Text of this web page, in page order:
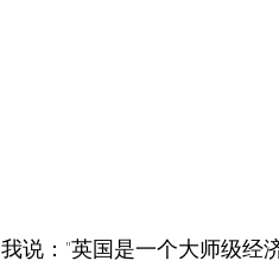
我说："英国是一个大师级经